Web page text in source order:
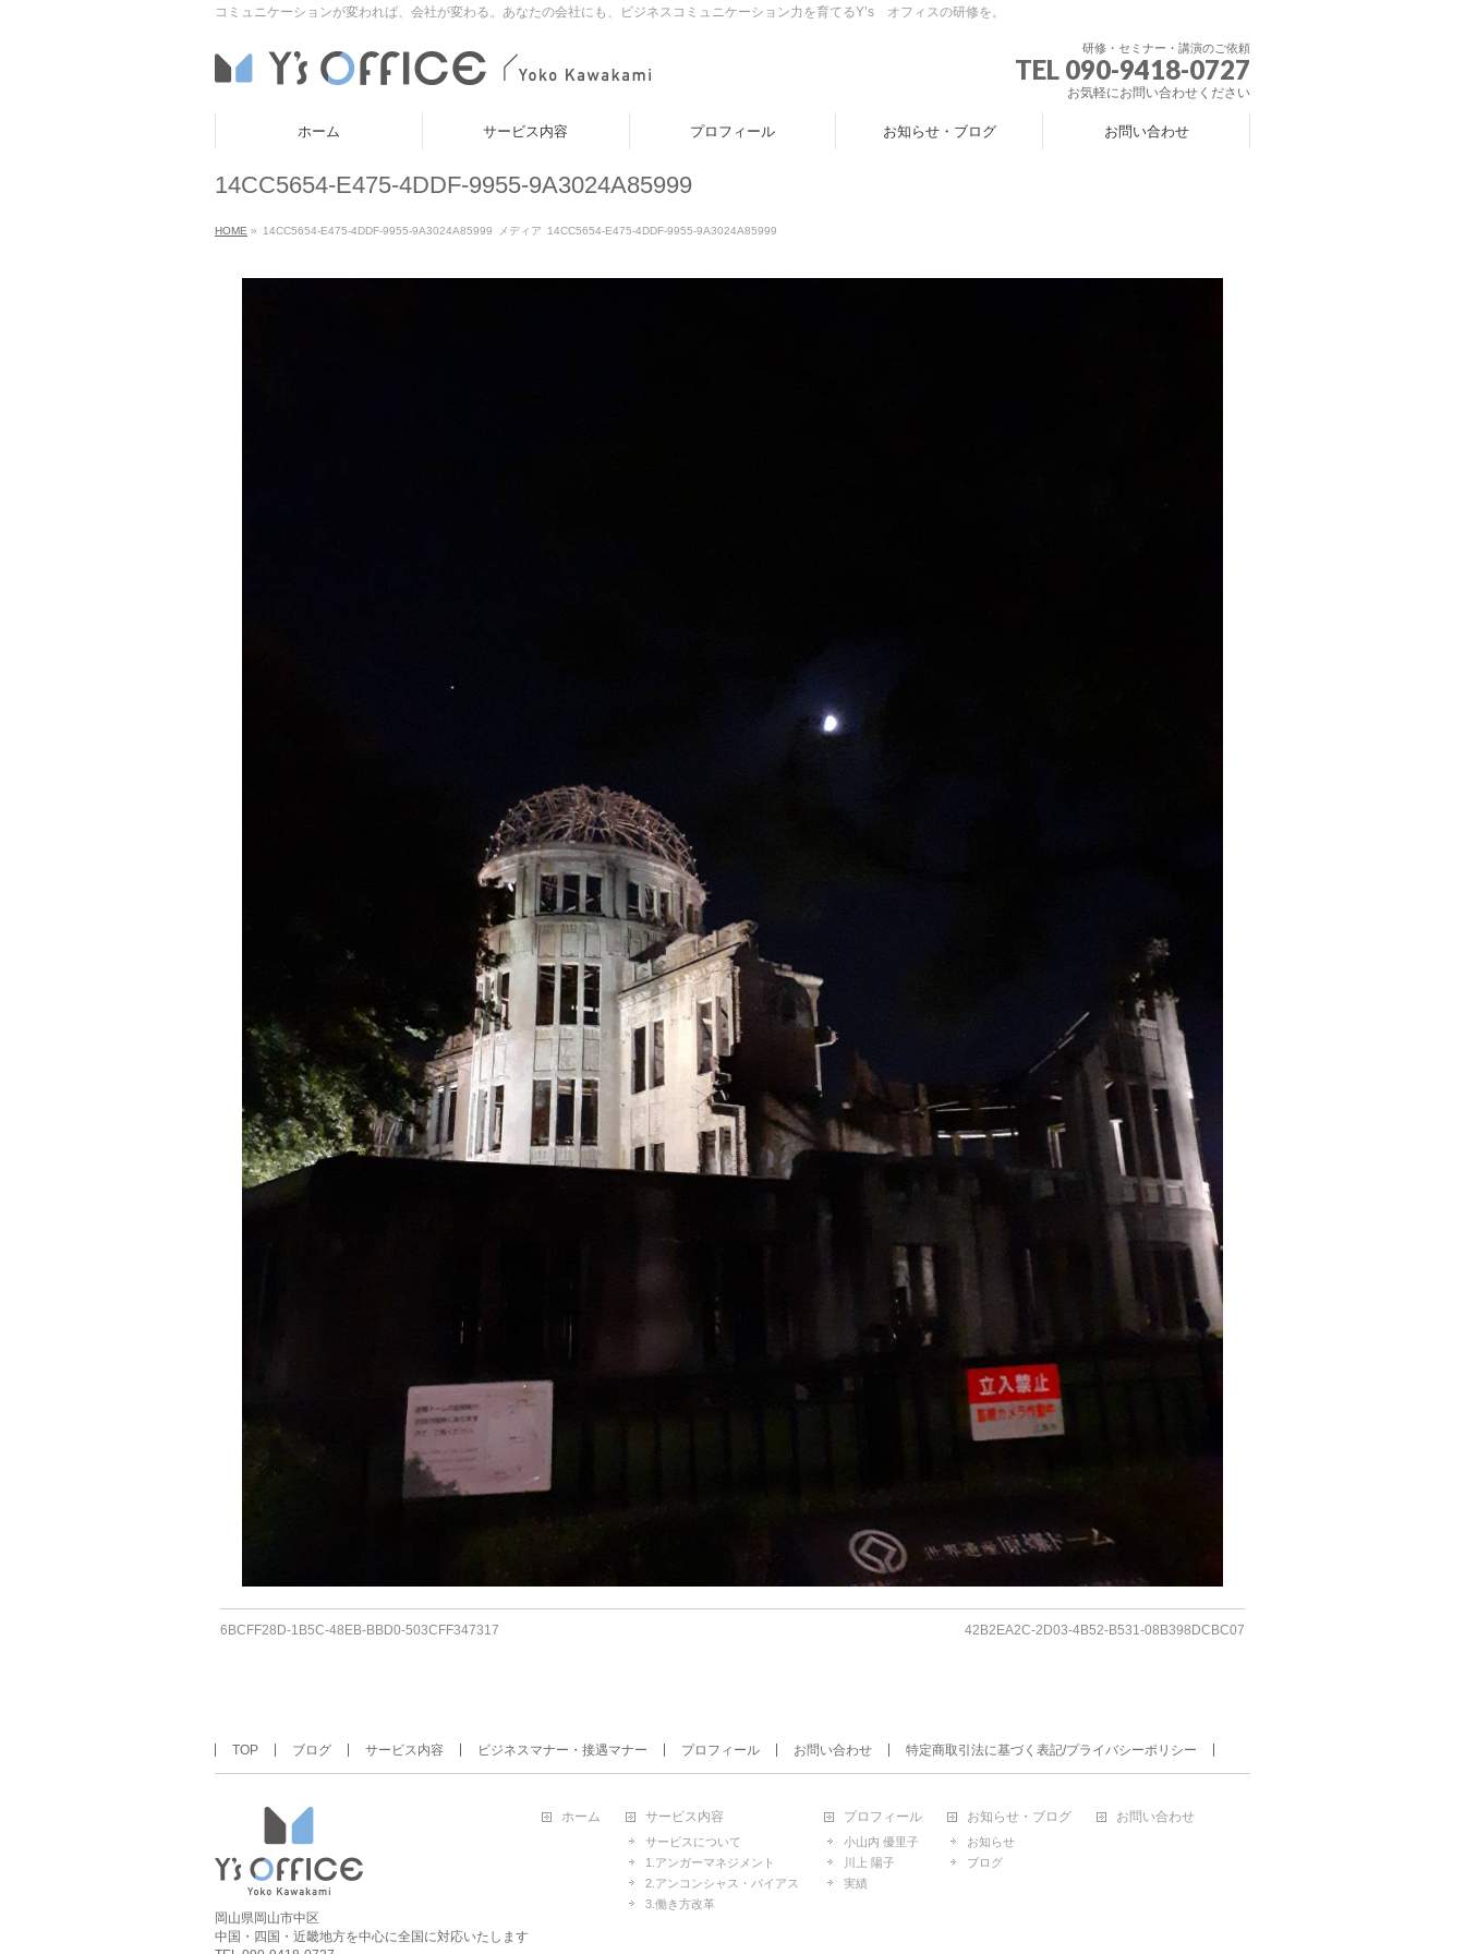
コミュニケーションが変われば、会社が変わる。あなたの会社にも、ビジネスコミュニケーション力を育てるY’s オフィスの研修を。
研修・セミナー・講演のご依頼
TEL 090-9418-0727
お気軽にお問い合わせください
ホーム サービス内容 プロフィール お知らせ・ブログ お問い合わせ
14CC5654-E475-4DDF-9955-9A3024A85999
HOME » 14CC5654-E475-4DDF-9955-9A3024A85999 メディア 14CC5654-E475-4DDF-9955-9A3024A85999
6BCFF28D-1B5C-48EB-BBD0-503CFF347317 42B2EA2C-2D03-4B52-B531-08B398DCBC07
TOP ブログ サービス内容 ビジネスマナー・接遇マナー プロフィール お問い合わせ 特定商取引法に基づく表記/プライバシーポリシー
岡山県岡山市中区
中国・四国・近畿地方を中心に全国に対応いたします
ホーム サービス内容
サービスについて
1.アンガーマネジメント
2.アンコンシャス・バイアス
3.働き方改革
プロフィール
小山内 優里子
川上 陽子
実績
お知らせ・ブログ
お知らせ
ブログ
お問い合わせ